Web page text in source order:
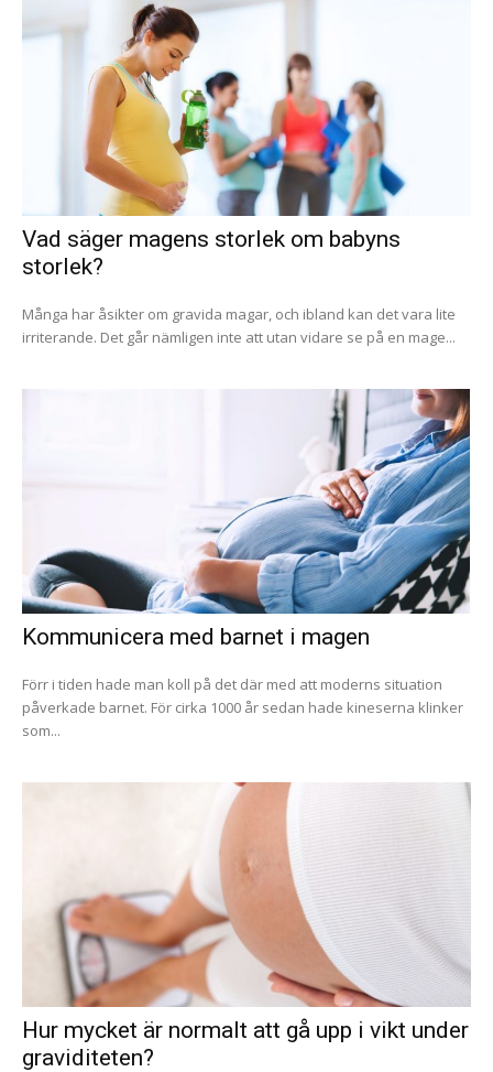
Vad säger magens storlek om babyns
storlek?
Många har åsikter om gravida magar, och ibland kan det vara lite
irriterande. Det går nämligen inte att utan vidare se på en mage...
Kommunicera med barnet i magen
Förr i tiden hade man koll på det där med att moderns situation
påverkade barnet. För cirka 1000 år sedan hade kineserna klinker
som...
Hur mycket är normalt att gå upp i vikt under
graviditeten?